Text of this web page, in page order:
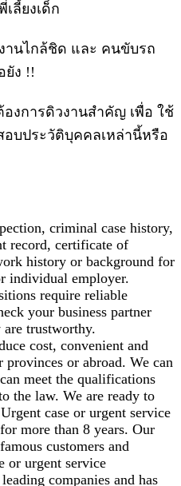
ลี้ยงเด็ก
านไกล้ชิด และ คนขับรถ
ยัง !!
งการดิวงานสําคัญ เพื่อ ใช้
บประวัติบุคคลเหล่านี้หรือ
criminal case history,
record, certificate of
history or background for
individual employer.
require reliable
your business partner
trustworthy.
cost, convenient and
or abroad. We can
meet the qualifications
the law. We are ready to
case or urgent service
more than 8 years. Our
customers and
or urgent service
companies and has